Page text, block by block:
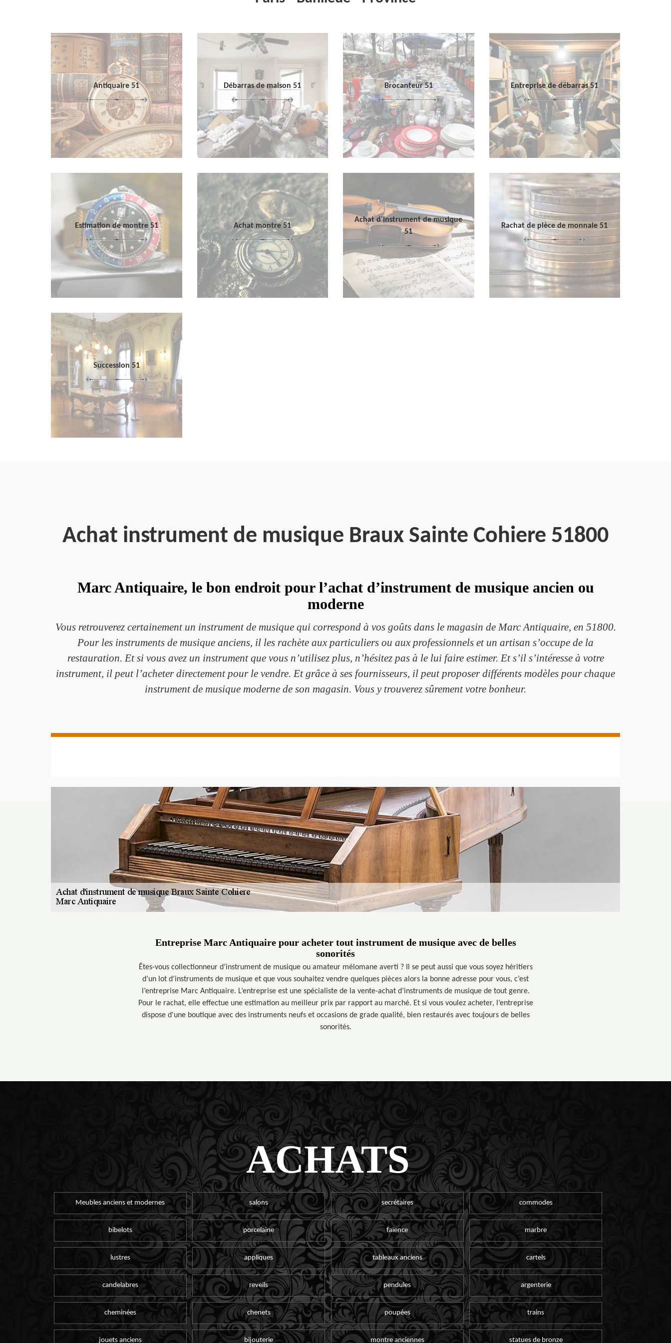
Antiquaire 51 Débarras de maison 51 Brocanteur 51 Entreprise de débarras 51
Estimation de montre 51 Achat montre 51
Achat d'instrument de musique
51
Rachat de pièce de monnaie 51
Succession 51
Achat instrument de musique Braux Sainte Cohiere 51800
Marc Antiquaire, le bon endroit pour l’achat d’instrument de musique ancien ou
moderne
Vous retrouverez certainement un instrument de musique qui correspond à vos goûts dans le magasin de Marc Antiquaire, en 51800.
Pour les instruments de musique anciens, il les rachète aux particuliers ou aux professionnels et un artisan s’occupe de la
restauration. Et si vous avez un instrument que vous n’utilisez plus, n’hésitez pas à le lui faire estimer. Et s’il s’intéresse à votre
instrument, il peut l’acheter directement pour le vendre. Et grâce à ses fournisseurs, il peut proposer différents modèles pour chaque
instrument de musique moderne de son magasin. Vous y trouverez sûrement votre bonheur.
Entreprise Marc Antiquaire pour acheter tout instrument de musique avec de belles
sonorités
Êtes-vous collectionneur d’instrument de musique ou amateur mélomane averti ? Il se peut aussi que vous soyez héritiers
d’un lot d’instruments de musique et que vous souhaitez vendre quelques pièces alors la bonne adresse pour vous, c’est
l’entreprise Marc Antiquaire. L’entreprise est une spécialiste de la vente-achat d’instruments de musique de tout genre.
Pour le rachat, elle effectue une estimation au meilleur prix par rapport au marché. Et si vous voulez acheter, l’entreprise
dispose d'une boutique avec des instruments neufs et occasions de grade qualité, bien restaurés avec toujours de belles
sonorités.
ACHATS
Meubles anciens et modernes salons secrétaires commodes
bibelots porcelaine faïence marbre
lustres appliques tableaux anciens cartels
candelabres reveils pendules argenterie
cheminées chenets poupées trains
jouets anciens bijouterie montre anciennes statues de bronze